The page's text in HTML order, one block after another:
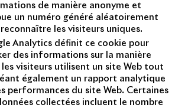
de manière anonyme et
un numéro généré aléatoirement
les visiteurs uniques.
Analytics définit ce cookie pour
des informations sur la manière
visiteurs utilisent un site Web tout
également un rapport analytique
performances du site Web. Certaines
collectées incluent le nombre